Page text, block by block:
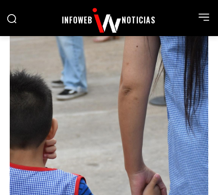
INFOWEB NOTICIAS